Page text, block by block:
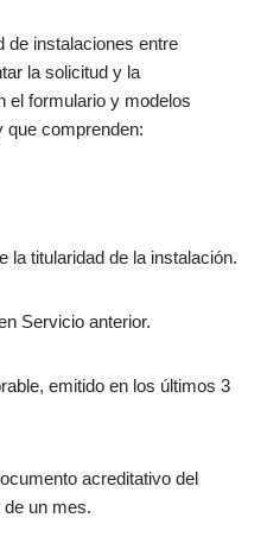
de instalaciones entre
la solicitud y la
el formulario y modelos
que comprenden:
la titularidad de la instalación.
Servicio anterior.
emitido en los últimos 3
acreditativo del
un mes.